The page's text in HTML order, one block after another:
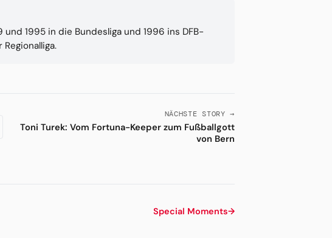
1995 in die Bundesliga und 1996 ins DFB-
NÄCHSTE STORY →
Toni Turek: Vom Fortuna-Keeper zum Fußballgott
von Bern
Special Moments→